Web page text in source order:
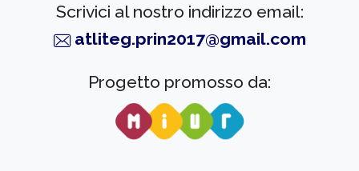
Scrivici al nostro indirizzo email:
atliteg.prin2017@gmail.com
Progetto promosso da: